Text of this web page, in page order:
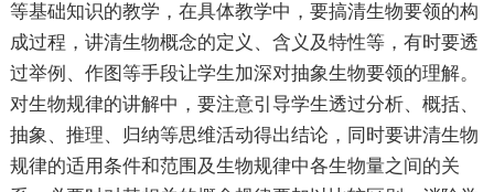
等基础知识的教学，在具体教学中，要搞清生物要领的构
成过程，讲清生物概念的定义、含义及特性等，有时要透
过举例、作图等手段让学生加深对抽象生物要领的理解。
对生物规律的讲解中，要注意引导学生透过分析、概括、
抽象、推理、归纳等思维活动得出结论，同时要讲清生物
规律的适用条件和范围及生物规律中各生物量之间的关